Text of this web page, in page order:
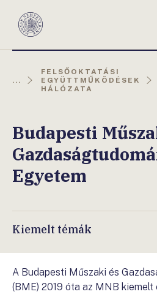
Magyar
...
FELSŐOKTATÁSI
EGYÜTTMŰKÖDÉSEK
HÁLÓZATA
Budapesti
Egyetem
Kiemelt témák
A Budapesti Műszaki és
(BME) 2019 óta az MNB